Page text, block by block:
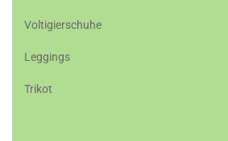
Voltigierschuhe
Leggings
Trikot